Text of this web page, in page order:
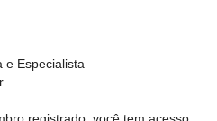
e Especialista